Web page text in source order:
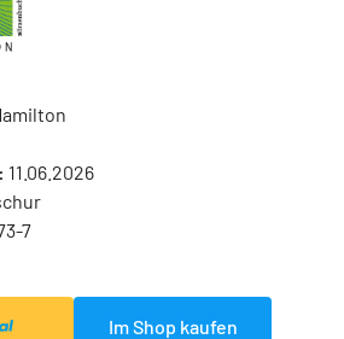
11.06.2026
7
Im Shop kaufen